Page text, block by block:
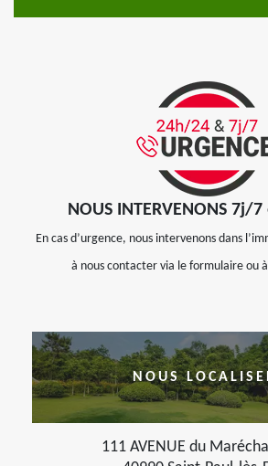
NOUS INTERVENONS 7j/
En cas d’urgence, nous intervenons dans
à nous contacter via le formulaire ou
NOUS
111 AVENUE du